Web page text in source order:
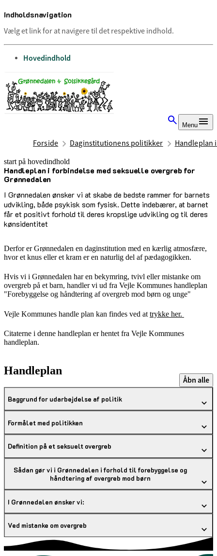
Indholdsnavigation
Vælg et link for at navigere til det respektive indhold.
gå til
Hovedindhold
Menu
Forside Daginstitutionens politikker Handleplan
start på hovedindhold
Handleplan i forbindelse med seksuelle overgreb for
Grønnedalen
I Grønnedalen ønsker vi at skabe de bedste rammer for barnets
udvikling, både psykisk som fysisk. Dette indebærer, at barnet
får et positivt forhold til deres kropslige udvikling og til deres
kønsidentitet
senest opdateret 3. juli 2025
Derfor er Grønnedalen en daginstitution med en kærlig atmosfære,
hvor et knus eller et kram er en naturlig del af pædagogikken.
Hvis vi i Grønnedalen har en bekymring, tvivl eller mistanke om
overgreb på et barn, handler vi ud fra Vejle Kommunes handleplan
"Forebyggelse og håndtering af overgreb mod børn og unge"
Vejle Kommunes handle plan kan findes ved at trykke her.
Citaterne i denne handleplan er hentet fra Vejle Kommunes
handleplan.
Handleplan
Åbn alle
Baggrund for udarbejdelse af politik
Formålet med politikken
Definition på et seksuelt overgreb
Sådan gør vi i Grønnedalen i forhold til forebyggelse og
håndtering af overgreb mod børn
I Grønnedalen ønsker vi:
Ved mistanke om overgreb